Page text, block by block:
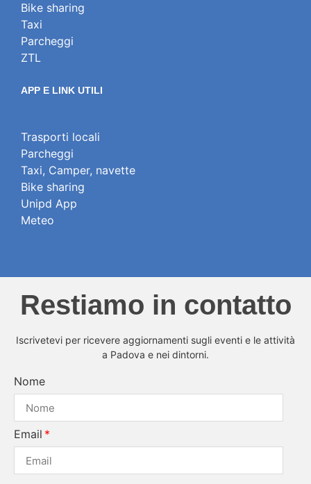
Bike sharing
Taxi
Parcheggi
ZTL
APP E LINK UTILI
Trasporti locali
Parcheggi
Taxi, Camper, navette
Bike sharing
Unipd App
Meteo
Restiamo in contatto
Iscrivetevi per ricevere aggiornamenti sugli eventi e le attività
a Padova e nei dintorni.
Nome
Email